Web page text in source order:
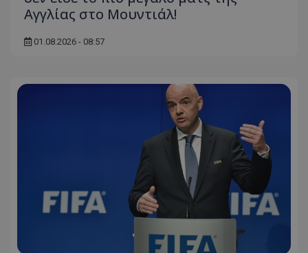
Αγγλίας στο Μουντιάλ!
01.08.2026 - 08:57